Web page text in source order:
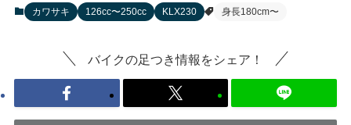
カワサキ 126cc〜250cc KLX230 身長180cm〜
バイクの足つき情報をシェア！